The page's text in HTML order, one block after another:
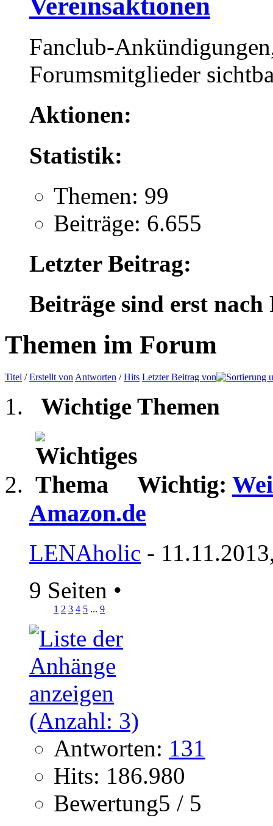
Vereinsaktionen
Fanclub-
Forumsmitglieder
Aktionen:
Statistik:
Themen: 99
Beiträge: 6.655
Letzter Beitrag:
Beiträge sind erst
Themen im Forum
Titel /Erstellt von Antworten /Hits Letzter Beitrag von
Wichtige Themen
Wichtig:
Amazon.de
LENAholic -
9 Seiten •
1 2 3 4 5 ... 9
Antworten: 131
Hits: 186.980
Bewertung5 / 5